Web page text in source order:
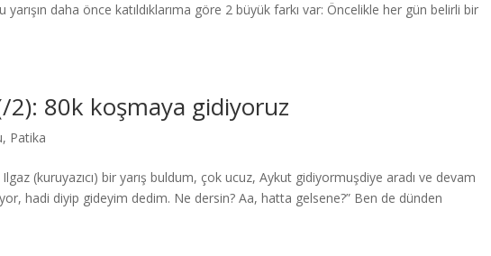
daha önce katıldıklarıma göre 2 büyük farkı var: Öncelikle her gün belirli bir
80k koşmaya gidiyoruz
, Patika
(kuruyazıcı) bir yarış buldum, çok ucuz, Aykut gidiyormuşdiye aradı ve devam
hadi diyip gideyim dedim. Ne dersin? Aa, hatta gelsene?” Ben de dünden